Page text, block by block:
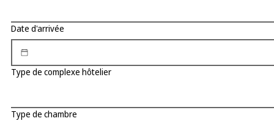
Date d'arrivée
Type de complexe hôtelier
Type de chambre